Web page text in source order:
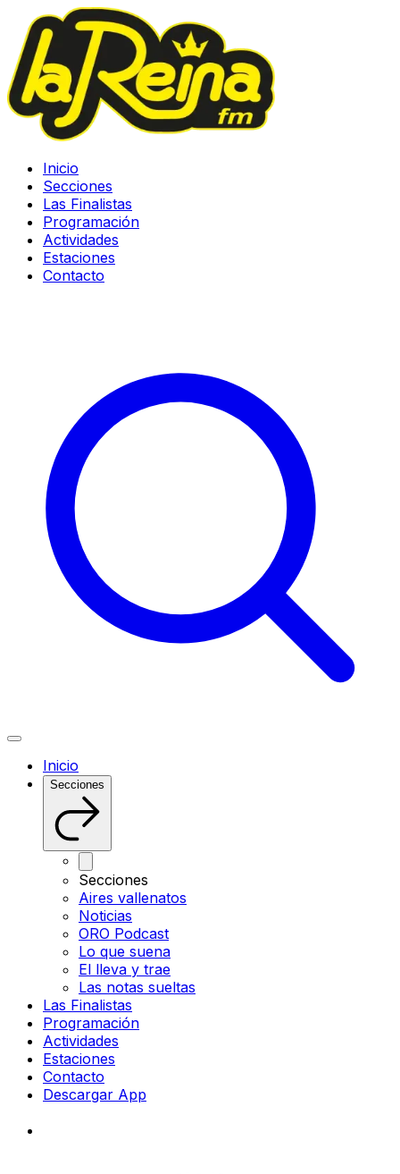
Inicio
Secciones
Las Finalistas
Programación
Actividades
Estaciones
Contacto
Inicio
Secciones
Secciones
Aires vallenatos
Noticias
ORO Podcast
Lo que suena
El lleva y trae
Las notas sueltas
Las Finalistas
Programación
Actividades
Estaciones
Contacto
Descargar App